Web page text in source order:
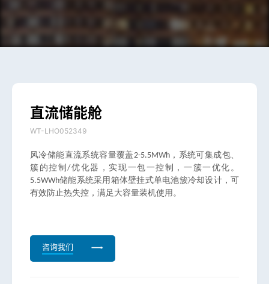
直流储能舱
WT-LHO052349
风冷储能直流系统容量覆盖2-5.5MWh，系统可集成包、
簇的控制/优化器，实现一包一控制，一簇一优化。
5.5WWh储能系统采用箱体壁挂式单电池簇冷却设计，可
有效防止热失控，满足大容量装机使用。
咨询我们